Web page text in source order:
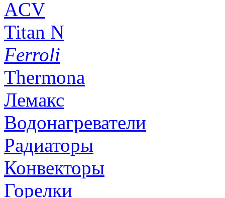
ACV
Titan N
Ferroli
Thermona
Лемакс
Водонагреватели
Радиаторы
Конвекторы
Горелки